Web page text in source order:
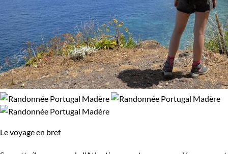
Le voyage en bref